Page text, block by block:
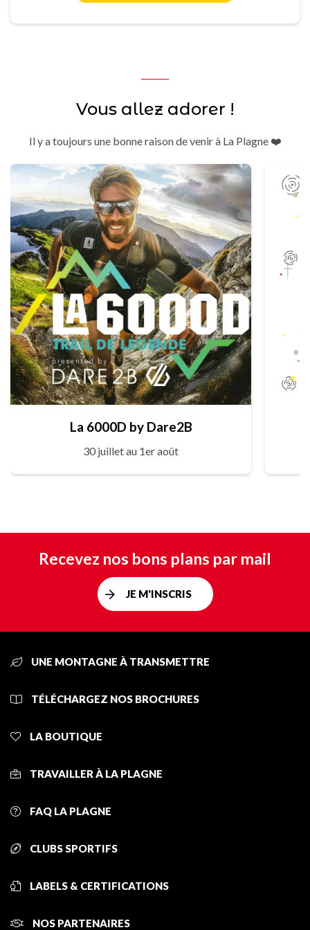
Vous allez adorer !
Il y a toujours une bonne raison de venir à La Plagne ❤️
La 6000D by Dare2B
30 juillet au 1er août
Recevez nos bons plans par mail
JE M'INSCRIS
UNE MONTAGNE À TRANSMETTRE
TÉLÉCHARGEZ NOS BROCHURES
LA BOUTIQUE
TRAVAILLER À LA PLAGNE
FAQ LA PLAGNE
CLUBS SPORTIFS
LABELS & CERTIFICATIONS
NOS PARTENAIRES